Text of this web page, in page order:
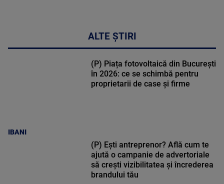
ALTE ȘTIRI
IBANI
(P) Piața fotovoltaică din București
în 2026: ce se schimbă pentru
proprietarii de case și firme
(P) Ești antreprenor? Află cum te
ajută o campanie de advertoriale
să crești vizibilitatea și încrederea
brandului tău